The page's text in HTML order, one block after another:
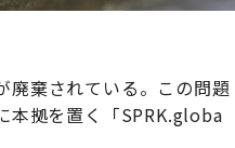
廃棄されている。この問題
本拠を置く「SPRK.globa